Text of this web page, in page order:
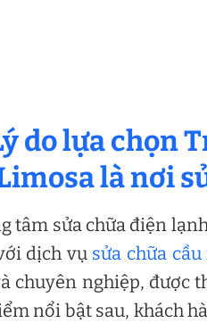
do lựa chọn
là nơi
tâm sửa chữa điện
dịch vụ sửa chữa
chuyên nghiệp, được
nổi bật sau, khách